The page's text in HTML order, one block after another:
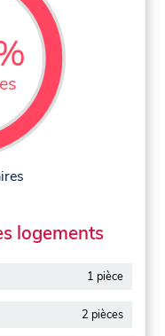
logements
1 pièce
2 pièces